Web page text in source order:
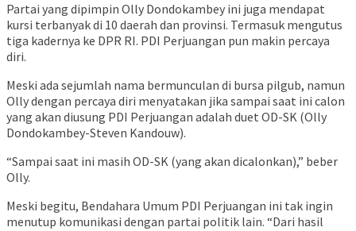
Partai yang dipimpin Olly Dondokambey ini juga mendapat
kursi terbanyak di 10 daerah dan provinsi. Termasuk mengutus
tiga kadernya ke DPR RI. PDI Perjuangan pun makin percaya
diri.
Meski ada sejumlah nama bermunculan di bursa pilgub, namun
Olly dengan percaya diri menyatakan jika sampai saat ini calon
yang akan diusung PDI Perjuangan adalah duet OD-SK (Olly
Dondokambey-Steven Kandouw).
“Sampai saat ini masih OD-SK (yang akan dicalonkan),” beber
Olly.
Meski begitu, Bendahara Umum PDI Perjuangan ini tak ingin
menutup komunikasi dengan partai politik lain. “Dari hasil